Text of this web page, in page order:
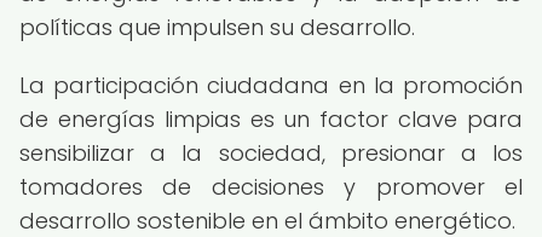
políticas que impulsen su desarrollo.
La participación ciudadana en la promoción
de energías limpias es un factor clave para
sensibilizar a la sociedad, presionar a los
tomadores de decisiones y promover el
desarrollo sostenible en el ámbito energético.